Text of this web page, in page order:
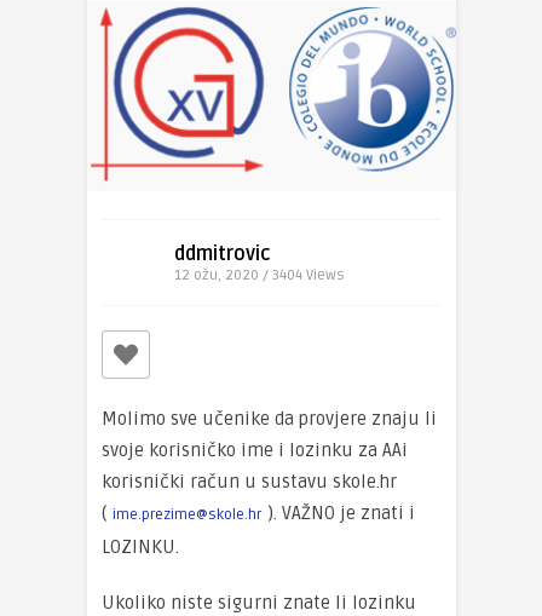
ddmitrovic
12 ožu, 2020 / 3404 Views
Molimo sve učenike da provjere znaju li
svoje korisničko ime i lozinku za AAi
korisnički račun u sustavu skole.hr
( ime.prezime@skole.hr ). VAŽNO je znati i
LOZINKU.
Ukoliko niste sigurni znate li lozinku